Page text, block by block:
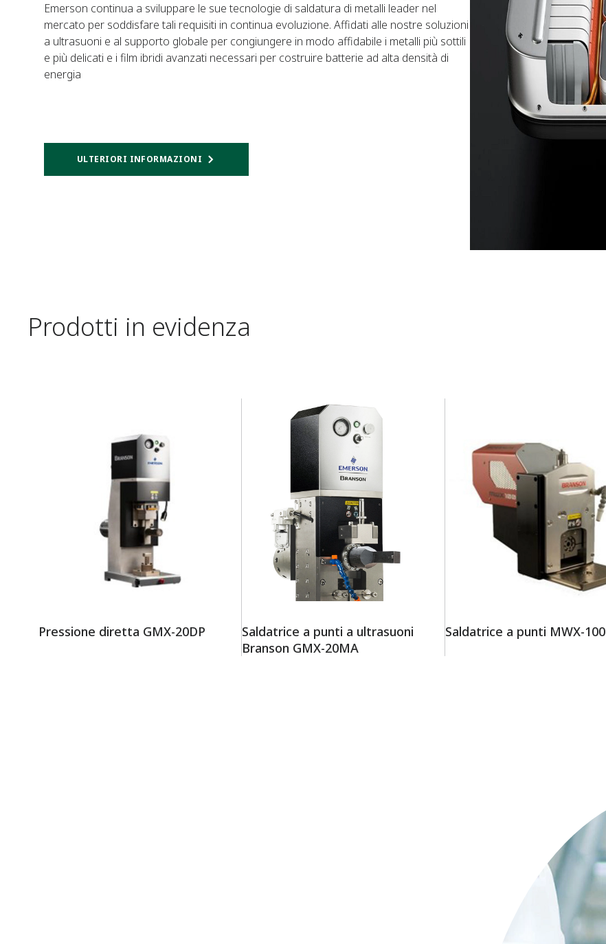
Emerson continua a sviluppare le sue tecnologie di saldatura di metalli leader nel
mercato per soddisfare tali requisiti in continua evoluzione. Affidati alle nostre soluzioni
a ultrasuoni e al supporto globale per congiungere in modo affidabile i metalli più sottili
e più delicati e i film ibridi avanzati necessari per costruire batterie ad alta densità di
energia
ULTERIORI INFORMAZIONI
Prodotti in evidenza
Pressione diretta GMX-20DP
Saldatrice a punti a ultrasuoni
Branson GMX-20MA
Saldatrice a punti MWX-100